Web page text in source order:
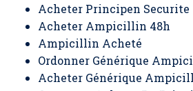
Acheter Principen Securite
Acheter Ampicillin 48h
Ampicillin Acheté
Ordonner Générique
Acheter Générique